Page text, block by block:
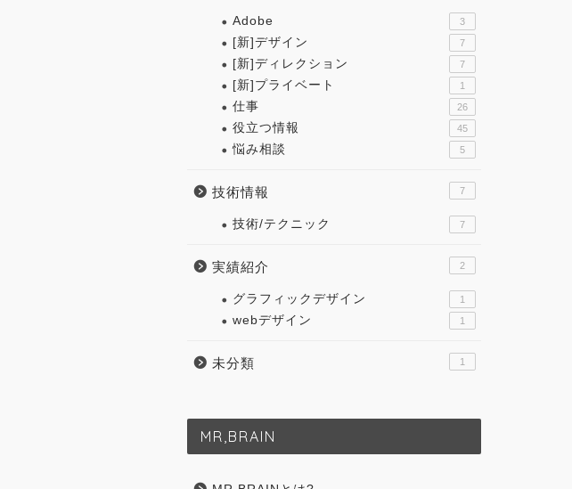
Adobe 3
[新]デザイン 7
[新]ディレクション 7
[新]プライベート 1
仕事 26
役立つ情報 45
悩み相談 5
技術情報 7
技術/テクニック 7
実績紹介 2
グラフィックデザイン 1
webデザイン 1
未分類 1
MR,BRAIN